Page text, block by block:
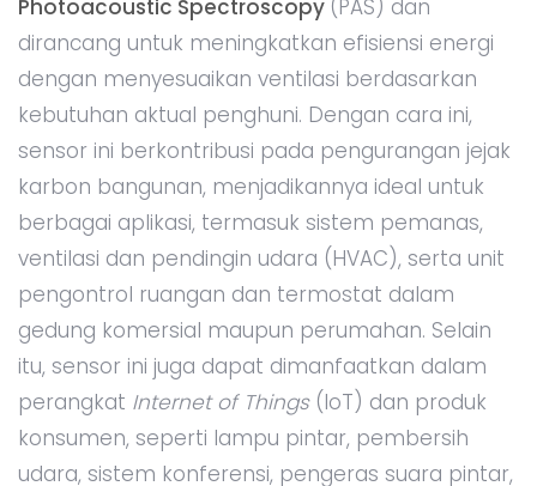
Photoacoustic Spectroscopy (PAS) dan
dirancang untuk meningkatkan efisiensi energi
dengan menyesuaikan ventilasi berdasarkan
kebutuhan aktual penghuni. Dengan cara ini,
sensor ini berkontribusi pada pengurangan jejak
karbon bangunan, menjadikannya ideal untuk
berbagai aplikasi, termasuk sistem pemanas,
ventilasi dan pendingin udara (HVAC), serta unit
pengontrol ruangan dan termostat dalam
gedung komersial maupun perumahan. Selain
itu, sensor ini juga dapat dimanfaatkan dalam
perangkat Internet of Things (IoT) dan produk
konsumen, seperti lampu pintar, pembersih
udara, sistem konferensi, pengeras suara pintar,